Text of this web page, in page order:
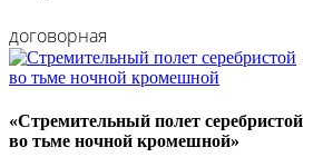
договорная
«Стремительный полет серебристой
во тьме ночной кромешной»